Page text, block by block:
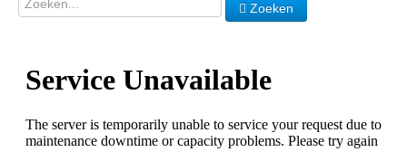
Zoeken